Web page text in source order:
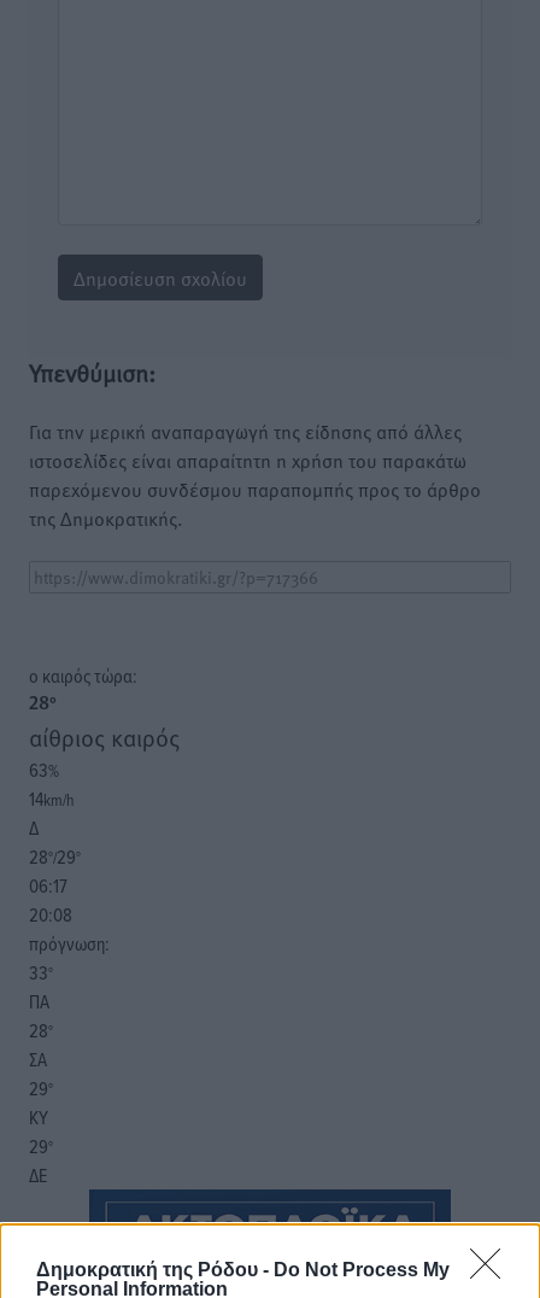
Δημοκρατική της Ρόδου - Do Not Process My
Personal Information
Υπενθύμιση:
Για την μερική αναπαραγωγή της είδησης από άλλες
ιστοσελίδες είναι απαραίτητη η χρήση του παρακάτω
παρεχόμενου συνδέσμου παραπομπής προς το άρθρο
της Δημοκρατικής.
o καιρός τώρα:
28°
αίθριος καιρός
63%
14km/h
Δ
28°/29°
06:17
20:08
πρόγνωση:
33°
ΠΑ
28°
ΣΑ
29°
ΚΥ
29°
ΔΕ